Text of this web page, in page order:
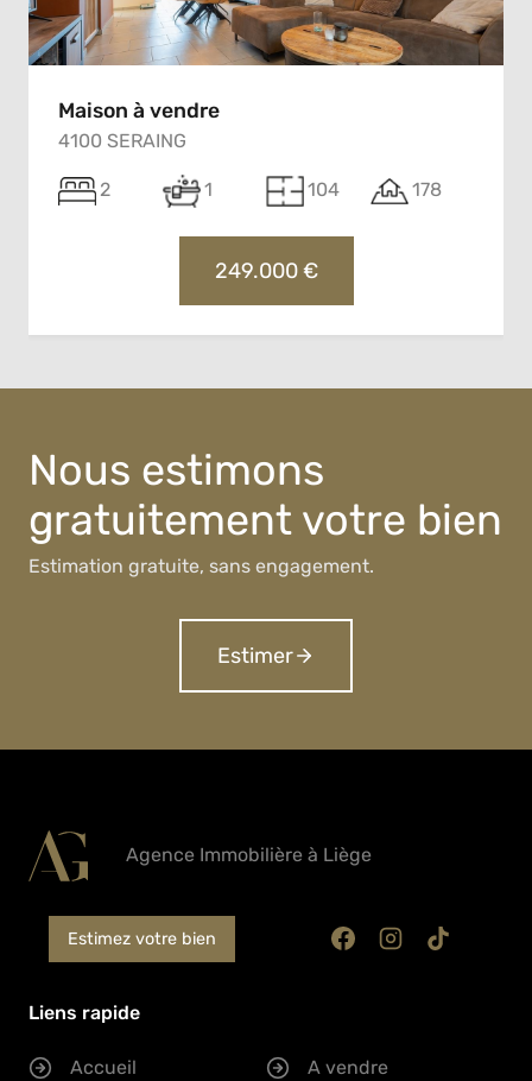
Maison à vendre
4100 SERAING
2 1 104 178
249.000 €
Nous estimons
gratuitement votre bien
Estimation gratuite, sans engagement.
Estimer
Agence Immobilière à Liège
Estimez votre bien
Liens rapide
Accueil
A vendre